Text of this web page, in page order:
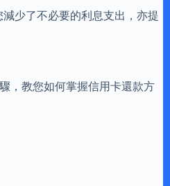
少了不必要的利息支出，亦提
，教您如何掌握信用卡還款方